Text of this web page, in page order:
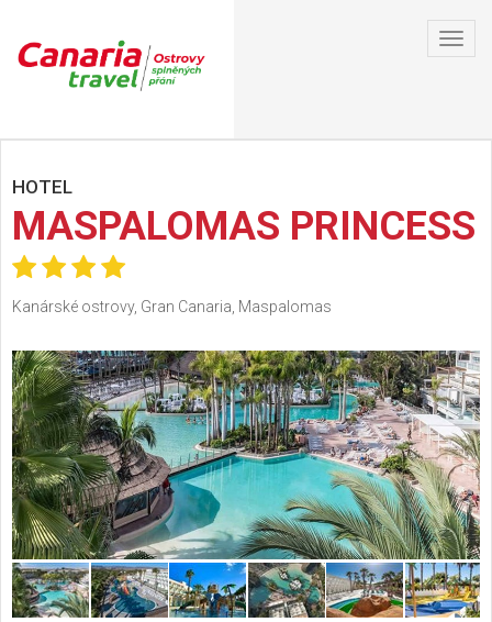
HOTEL
MASPALOMAS PRINCESS
Kanárské ostrovy, Gran Canaria, Maspalomas